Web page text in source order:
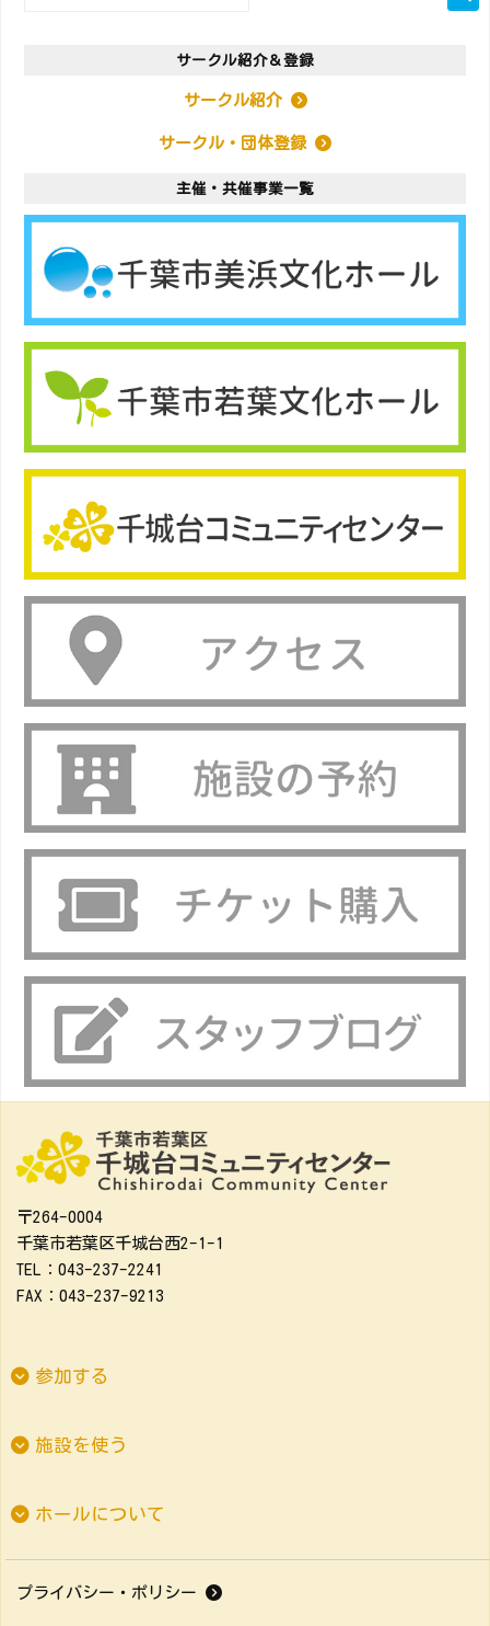
サークル紹介＆登録
サークル紹介
サークル・団体登録
主催・共催事業一覧
〒264-0004
千葉市若葉区千城台西2-1-1
TEL：043-237-2241
FAX：043-237-9213
参加する
施設を使う
ホールについて
プライバシー・ポリシー